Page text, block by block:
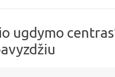
ugdymo